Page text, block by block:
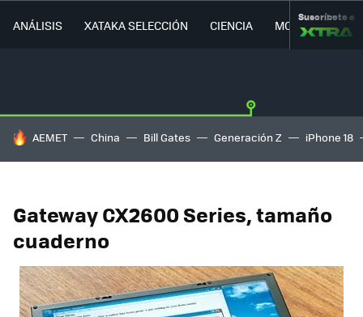
ANÁLISIS XATAKA SELECCIÓN CIENCIA MOVILIDAD
Suscríbete a
HOY SE HABLA DE
AEMET China Bill Gates Generación Z iPhone 18
Gateway CX2600 Series, tamaño
cuaderno